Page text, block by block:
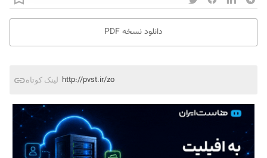
دانلود نسخه PDF
لینک کوتاه http://pvst.ir/zo